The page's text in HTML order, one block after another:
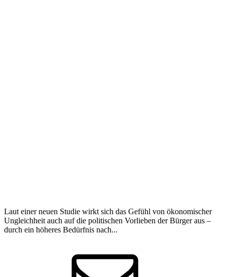
Laut einer neuen Studie wirkt sich das Gefühl von ökonomischer
Ungleichheit auch auf die politischen Vorlieben der Bürger aus –
durch ein höheres Bedürfnis nach...